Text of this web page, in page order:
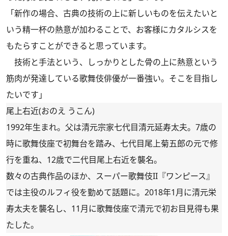
「新作の場合、古典の技術の上に新しいものを伝えたいと
いう精一杯の熱意が加わることで、お客様にカタルシスを
もたらすことができると思っています。
技術と手法という、しっかりとした骨の上に熱意という
筋肉が発達している歌舞伎俳優が一番強い。そこを目指し
たいです」
尾上右近(おのえ うこん)
1992年生まれ。父は清元宗家七代目清元延寿太夫。7歳の
時に歌舞伎座で初舞台を踏み、七代目尾上菊五郎の元で修
行を重ね、12歳で二代目尾上右近を襲名。
数々の古典作品のほか、スーパー歌舞伎II『ワンピース』
では主役のルフィ役を勤めて話題に。2018年1月に清元栄
寿太夫を襲名し、11月に歌舞伎座で清元で初お目見得も果
たした。